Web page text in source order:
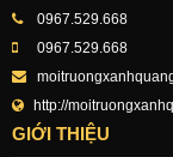
0967.529.668
0967.529.668
http://
GIỚI THIỆU